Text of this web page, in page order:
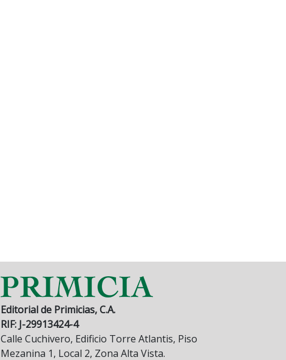
Editorial de Primicias, C.A.
RIF: J-29913424-4
Calle Cuchivero, Edificio Torre Atlantis, Piso
Mezanina 1, Local 2, Zona Alta Vista.